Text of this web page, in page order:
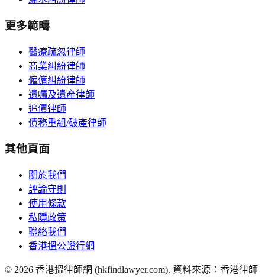
更多範疇
醫療疏忽律師
商業糾紛律師
僱傭糾紛律師
遺囑及遺產律師
追債律師
債務重組/破產律師
其他頁面
關於我們
評論守則
使用條款
私隱政策
聯絡我們
香港搵公證行網
© 2026 香港搵律師網 (hkfindlawyer.com). 資料來源：香港律師